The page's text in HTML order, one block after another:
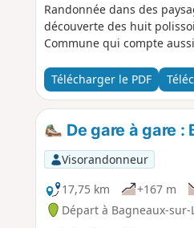
Randonnée dans des
découverte des huit
Commune qui compte
Télécharger le PDF
De gare à gare :
Visorandonneur
17,75 km
+167 m
Départ à Bagneaux-